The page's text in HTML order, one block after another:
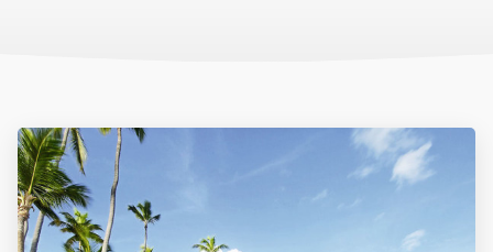
Hivatalos pénznem a dominikai peso (DOP). Legkisebb bankjegy a
10-es, a legnagyobb pedig a 2000-es.
Beszélt nyelvek